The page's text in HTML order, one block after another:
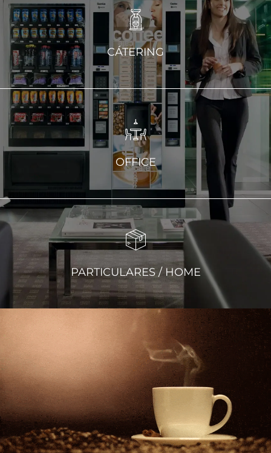
CÁTERING
OFFICE
PARTICULARES / HOME